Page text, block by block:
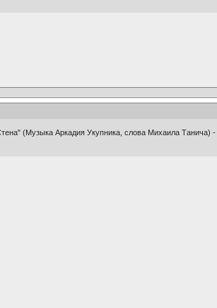
(Музыка Аркадия Укупника, слова Михаила